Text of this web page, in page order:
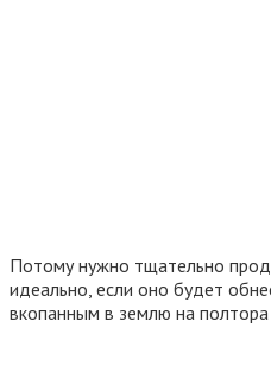
Потому нужно тщательно
идеально, если оно будет
вкопанным в землю на